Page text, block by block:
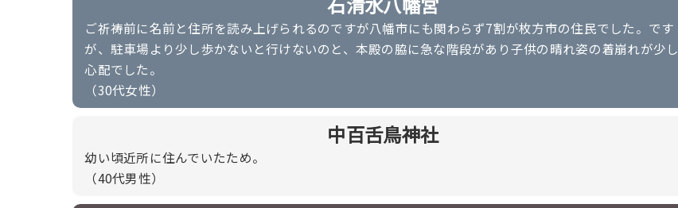
ご祈祷前に名前と住所を読み上げられるのですが八幡市にも関わらず7割が枚方市の住民でした。です
が、駐車場より少し歩かないと行けないのと、本殿の脇に急な階段があり子供の晴れ姿の着崩れが少し
心配でした。
（30代女性）
中百舌鳥神社
幼い頃近所に住んでいたため。
（40代男性）